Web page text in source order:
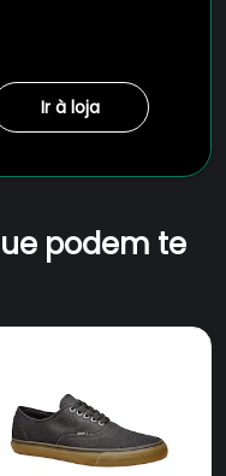
Ir à loja
podem te